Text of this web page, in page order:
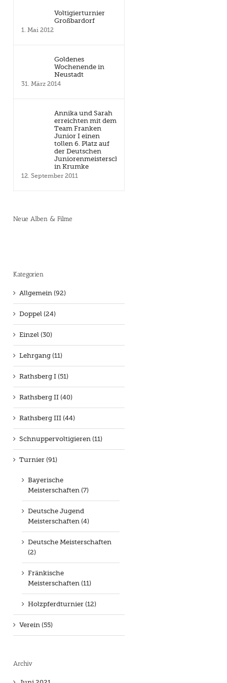
Voltigierturnier
Großbardorf
1. Mai 2012
Goldenes
Wochenende in
Neustadt
31. März 2014
Annika und Sarah
erreichten mit dem
Team Franken
Junior I einen
tollen 6. Platz auf
der Deutschen
Juniorenmeisterschaft
in Krumke
12. September 2011
Neue Alben & Filme
Kategorien
Allgemein (92)
Doppel (24)
Einzel (30)
Lehrgang (11)
Rathsberg I (51)
Rathsberg II (40)
Rathsberg III (44)
Schnuppervoltigieren (11)
Turnier (91)
Bayerische
Meisterschaften (7)
Deutsche Jugend
Meisterschaften (4)
Deutsche Meisterschaften
(2)
Fränkische
Meisterschaften (11)
Holzpferdturnier (12)
Verein (55)
Archiv